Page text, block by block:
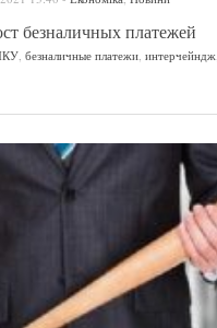
безналичных платежей
безналичные платежи интерчейндж